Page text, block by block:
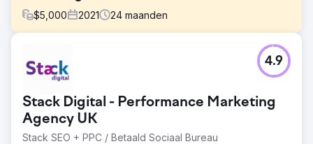
$5,000 2021 24 maanden
Het bedrijf had problemen met zijn online zichtbaarheid
en trefwoordrangschikking. Groei van trefwoordpositie is
die de mogelijkheid van een website weerspiegelt om
hoger te scoren op pagina's met zoekresultaten (SERP's)
voor een specifiek trefwoord
Stack Digital - Performance Marketing
Agency UK
Stack SEO + PPC / Betaald Sociaal Bureau
4.9